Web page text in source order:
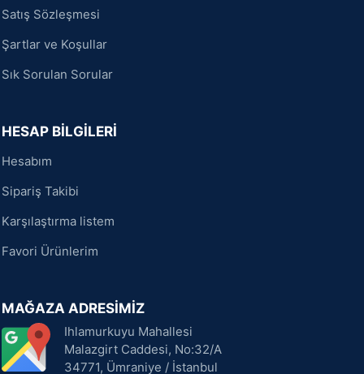
Satış Sözleşmesi
Şartlar ve Koşullar
Sık Sorulan Sorular
HESAP BİLGİLERİ
Hesabım
Sipariş Takibi
Karşılaştırma listem
Favori Ürünlerim
MAĞAZA ADRESİMİZ
Ihlamurkuyu Mahallesi
Malazgirt Caddesi, No:32/A
34771, Ümraniye / İstanbul